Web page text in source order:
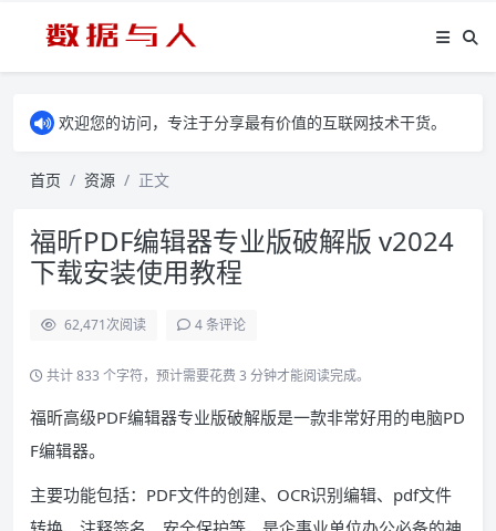
欢迎您的访问，专注于分享最有价值的互联网技术干货。
首页 资源 正文
福昕PDF编辑器专业版破解版 v2024
下载安装使用教程
62,471次阅读 4 条评论
共计 833 个字符，预计需要花费 3 分钟才能阅读完成。
福昕高级PDF编辑器专业版破解版是一款非常好用的电脑PD
F编辑器。
主要功能包括：PDF文件的创建、OCR识别编辑、pdf文件